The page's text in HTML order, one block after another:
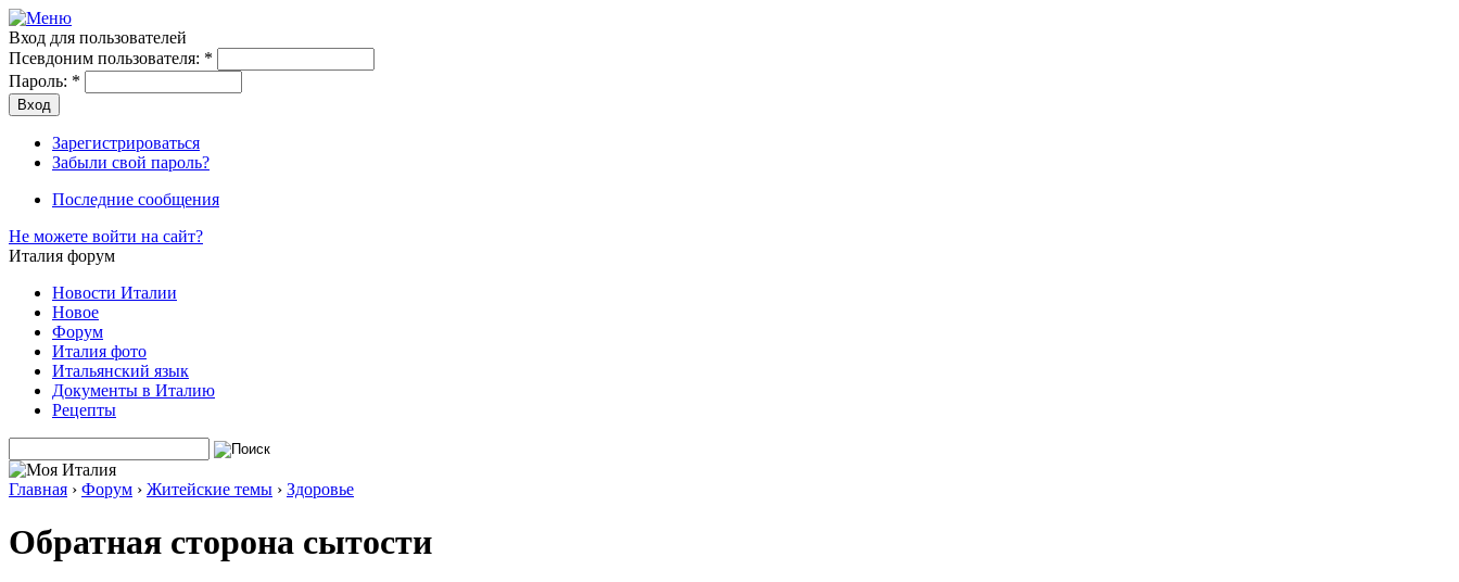
Вход для пользователей
Псевдоним пользователя: *
Пароль: *
Зарегистрироваться
Забыли свой пароль?
Последние сообщения
Не можете войти на сайт?
Италия форум
Новости Италии
Новое
Форум
Италия фото
Итальянский язык
Документы в Италию
Рецепты
Главная › Форум › Житейские темы › Здоровье
Обратная сторона сытости